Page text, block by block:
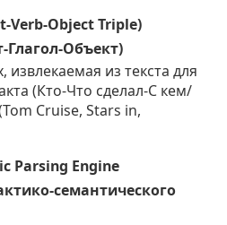
Verb-Object Triple)
Глагол-Объект)
извлекаемая из текста для
(Кто-Что сделал-С кем/
Cruise, Stars in,
Parsing Engine
семантического